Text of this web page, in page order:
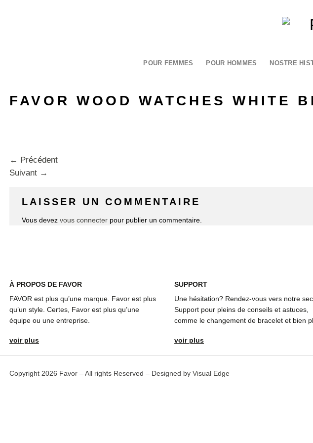
POUR FEMMES POUR HOMMES NOSTRE
FAVOR WOOD WATCHES WHITE
← Précédent
Suivant →
LAISSER UN COMMENTAIRE
Vous devez vous connecter pour publier un commentaire.
À PROPOS DE FAVOR
FAVOR est plus qu’une marque. Favor est plus
qu’un style. Certes, Favor est plus qu’une
équipe ou une entreprise.
voir plus
SUPPORT
Une hésitation? Rendez-vous vers notre
Support pour pleins de conseils et astuces,
comme le changement de bracelet et bien
voir plus
Copyright 2026 Favor – All rights Reserved – Designed by Visual Edge